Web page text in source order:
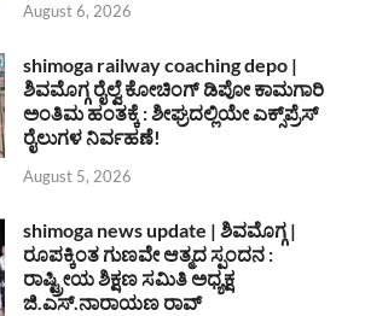
August 6, 2026
shimoga railway coaching depo |
ಶಿವಮೊಗ್ಗ ರೈಲ್ವೆ ಕೋಚಿಂಗ್ ಡಿಪೋ ಕಾಮಗಾರಿ
ಅಂತಿಮ ಹಂತಕ್ಕೆ : ಶೀಘ್ರದಲ್ಲಿಯೇ ಎಕ್ಸ್‌ಪ್ರೆಸ್
ರೈಲುಗಳ ನಿರ್ವಹಣೆ!
August 5, 2026
shimoga news update | ಶಿವಮೊಗ್ಗ |
ರೂಪಕ್ಕಿಂತ ಗುಣವೇ ಆತ್ಮದ ಸ್ಪಂದನ :
ರಾಷ್ಟ್ರೀಯ ಶಿಕ್ಷಣ ಸಮಿತಿ ಅಧ್ಯಕ್ಷ
ಜಿ.ಎಸ್.ನಾರಾಯಣ ರಾವ್